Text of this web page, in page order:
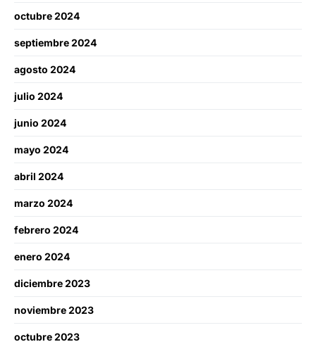
octubre 2024
septiembre 2024
agosto 2024
julio 2024
junio 2024
mayo 2024
abril 2024
marzo 2024
febrero 2024
enero 2024
diciembre 2023
noviembre 2023
octubre 2023